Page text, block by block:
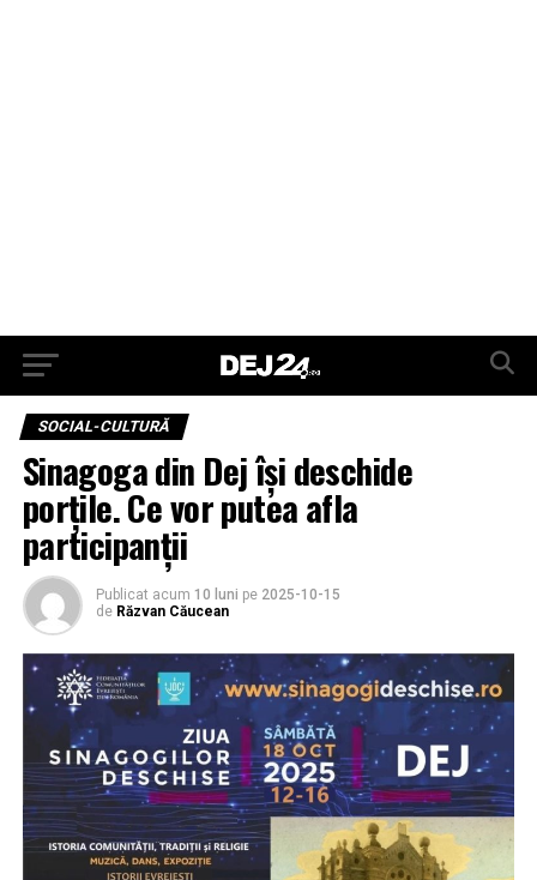
SOCIAL-CULTURĂ
Sinagoga din Dej își deschide
porțile. Ce vor putea afla
participanții
Publicat acum 10 luni pe 2025-10-15
de Răzvan Căucean